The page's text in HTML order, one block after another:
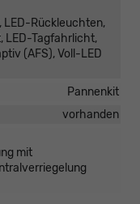
LED-Rückleuchten,
LED-Tagfahrlicht,
(AFS), Voll-LED
Pannenkit
vorhanden
mit